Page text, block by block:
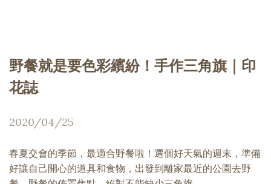
野餐就是要色彩繽紛！手作三角旗｜印
花誌
2020/04/25
春夏交會的季節，最適合野餐啦！選個好天氣的週末，準備
好讓自己開心的道具和食物，出發到離家最近的公園去野